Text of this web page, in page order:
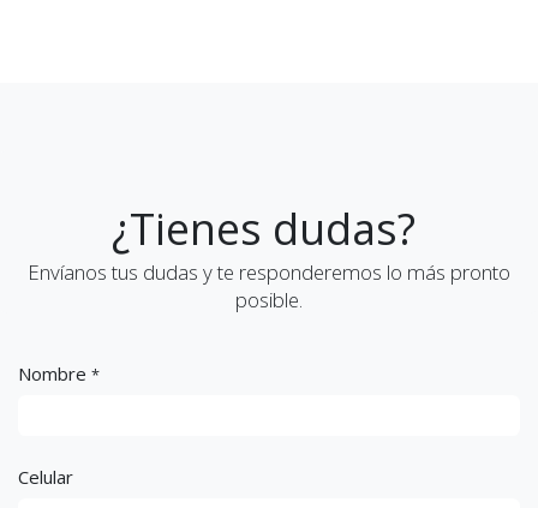
¿Tienes dudas?
Envíanos tus dudas y te responderemos lo más pronto
posible.
Nombre *
Celular